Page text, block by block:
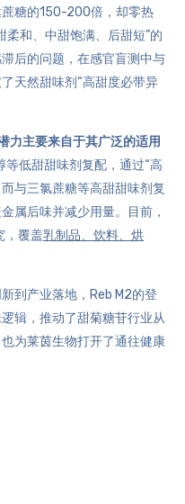
糖的150-200倍，却零热
和、中甜饱满、后甜短”的
后的问题，在感官盲测中与
天然甜味剂“高甜度必带异
力主要来自于其广泛的适用
等低甜甜味剂复配，通过“高
与三氯蔗糖等高甜甜味剂复
属后味并减少用量。目前，
，覆盖乳制品、饮料、烘
到产业落地，Reb M2的登
辑，推动了甜菊糖苷行业从
为莱茵生物打开了通往健康